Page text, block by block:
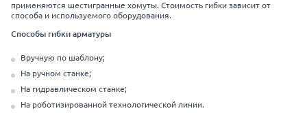
применяются шестигранные хомуты. Стоимость гибки зависит от
способа и используемого оборудования.
Способы гибки арматуры
Вручную по шаблону;
На ручном станке;
На гидравлическом станке;
На роботизированной технологической линии.